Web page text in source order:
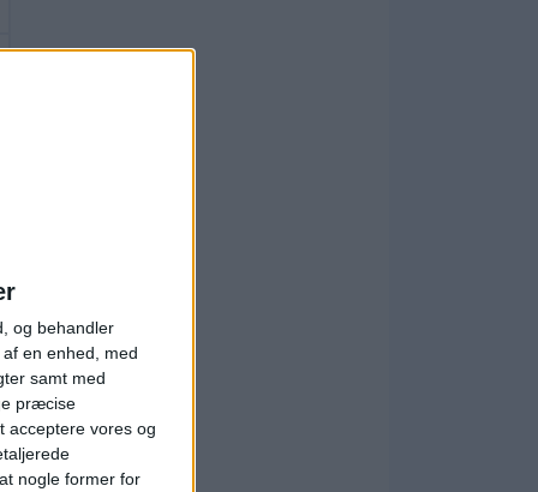
og behandler
en enhed, med
samt med
præcise
acceptere vores og
nogle former for